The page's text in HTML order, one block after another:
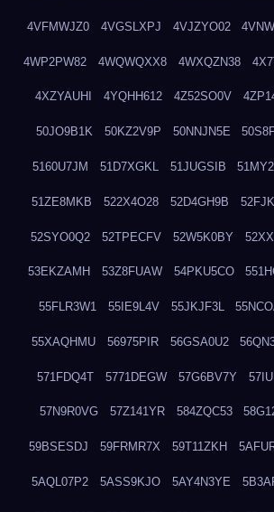
4VFMWJZ0 4VGSLXPJ 4VJZYO02
4WP2PW82 4WQWQXX8 4WXQZN38
4XZYAUHI 4YQHH612 4Z52SO0V
50JO9B1K 50KZ2V9P 50NNJN5E
5160U7JM 51D7XGKL 51JUGSIB
51ZE8MKB 522X4O28 52D4GH9B
52SYO0Q2 52TPECFV 52W5K0BY
53EKZAMH 53Z8FUAW 54PKU5CO
55FLR3W1 55IE9L4V 55JKJF3L
55XAQHMU 56975PIR 56GSA0U2
571FDQ4T 5771DEGW 57G6BV7Y
57N9R0VG 57Z141YR 584ZQC53
59BSESDJ 59FRMR7X 59T11ZKH
5AQL07P2 5ASS9KJO 5AY4N3YE